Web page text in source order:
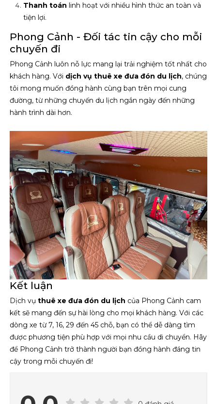
Thanh toán linh hoạt với nhiều hình thức an toàn và
tiện lợi.
Phong Cảnh - Đối tác tin cậy cho mỗi
chuyến đi
Phong Cảnh luôn nỗ lực mang lại trải nghiệm tốt nhất cho
khách hàng. Với dịch vụ thuê xe đưa đón du lịch, chúng
tôi mong muốn đồng hành cùng bạn trên mọi cung
đường, từ những chuyến du lịch ngắn ngày đến những
hành trình dài hơn.
Kết luận
Dịch vụ thuê xe đưa đón du lịch của Phong Cảnh cam
kết sẽ mang đến sự hài lòng cho mọi khách hàng. Với các
dòng xe từ 7, 16, 29 đến 45 chỗ, bạn có thể dễ dàng tìm
được phương tiện phù hợp với mọi nhu cầu di chuyển. Hãy
để Phong Cảnh trở thành người bạn đồng hành đáng tin
cậy trong mỗi chuyến đi!